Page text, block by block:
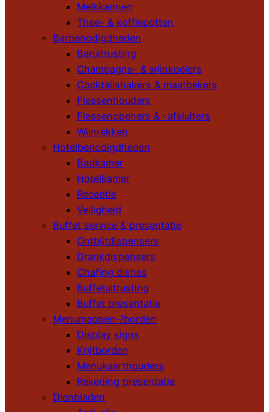
Melkkannen
Thee- & koffiepotten
Barbenodigdheden
Baruitrusting
Champagne- & wijnkoelers
Cocktailshakers & maatbekers
Flessenhouders
Flessenopeners & -afsluiters
Wijnrekken
Hotelbenodigdheden
Badkamer
Hotelkamer
Receptie
Veiligheid
Buffet service & presentatie
Ontbijtdispensers
Drankdispensers
Chafing dishes
Buffetuitrusting
Buffet presentatie
Menumappen-/borden
Display signs
Krijtborden
Menukaarthouders
Rekening presentatie
Dienbladen